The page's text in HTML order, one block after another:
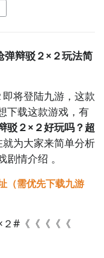
驳２×２，进入之后
间和流量，能够很
示：
弹辩驳２×２玩法简
将登陆九游，这款
下载这款游戏，有
驳２×２好玩吗？超
就为大家来简单分析
情介绍 。
（需优先下载九游
#《《《《《